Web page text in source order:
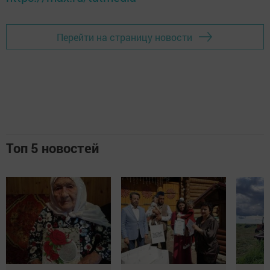
Перейти на страницу новости
Топ 5 новостей